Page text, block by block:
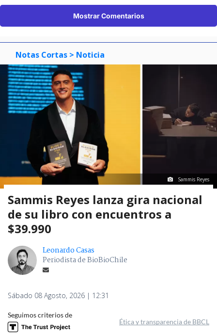
Mostrar Comentarios
Notas Cortas > Noticia
Sammis Reyes
Sammis Reyes lanza gira nacional
de su libro con encuentros a
$39.990
Leonardo Casas
Periodista de BioBioChile
Sábado 08 Agosto, 2026 | 12:31
Seguimos criterios de
Ética y transparencia de BBCL